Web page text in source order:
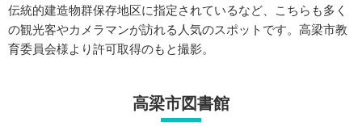
伝統的建造物群保存地区に指定されているなど、こちらも多く
の観光客やカメラマンが訪れる人気のスポットです。高梁市教
育委員会様より許可取得のもと撮影。
高梁市図書館